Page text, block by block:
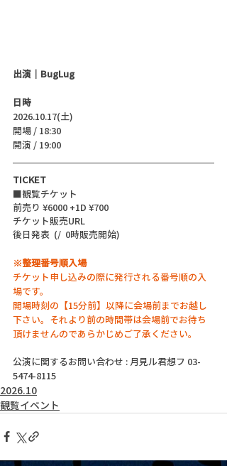
出演｜BugLug
日時
2026.10.17(土)
開場 / 18:30
開演 / 19:00
TICKET
■観覧チケット
前売り ¥6000 +1D ¥700
チケット販売URL
後日発表  (/  0時販売開始)
※整理番号順入場
チケット申し込みの際に発行される番号順の入
場です。
開場時刻の【15分前】以降に会場前までお越し
下さい。それより前の時間帯は会場前でお待ち
頂けませんのであらかじめご了承ください。
公演に関するお問い合わせ : 月見ル君想フ 03-
5474-8115
2026.10
観覧イベント